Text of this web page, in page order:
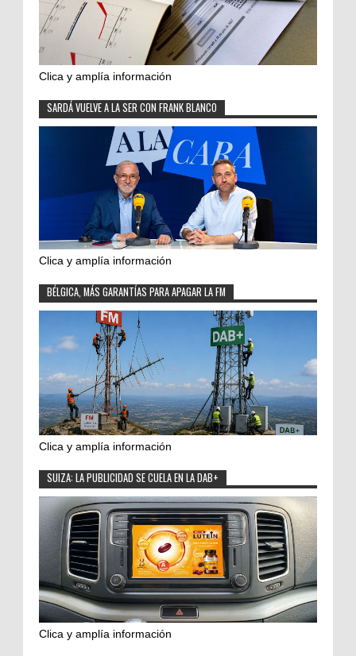
Clica y amplía información
SARDÁ VUELVE A LA SER CON FRANK BLANCO
Clica y amplía información
BÉLGICA, MÁS GARANTÍAS PARA APAGAR LA FM
Clica y amplía información
SUIZA: LA PUBLICIDAD SE CUELA EN LA DAB+
Clica y amplía información